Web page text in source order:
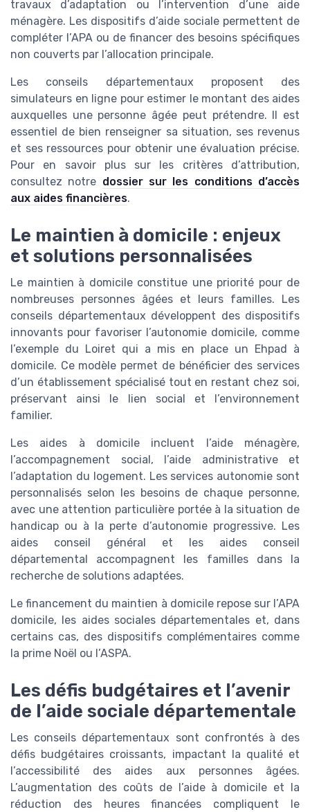
travaux d’adaptation ou l’intervention d’une aide
ménagère. Les dispositifs d’aide sociale permettent de
compléter l’APA ou de financer des besoins spécifiques
non couverts par l’allocation principale.
Les conseils départementaux proposent des
simulateurs en ligne pour estimer le montant des aides
auxquelles une personne âgée peut prétendre. Il est
essentiel de bien renseigner sa situation, ses revenus
et ses ressources pour obtenir une évaluation précise.
Pour en savoir plus sur les critères d’attribution,
consultez notre dossier sur les conditions d’accès
aux aides financières.
Le maintien à domicile : enjeux
et solutions personnalisées
Le maintien à domicile constitue une priorité pour de
nombreuses personnes âgées et leurs familles. Les
conseils départementaux développent des dispositifs
innovants pour favoriser l’autonomie domicile, comme
l’exemple du Loiret qui a mis en place un Ehpad à
domicile. Ce modèle permet de bénéficier des services
d’un établissement spécialisé tout en restant chez soi,
préservant ainsi le lien social et l’environnement
familier.
Les aides à domicile incluent l’aide ménagère,
l’accompagnement social, l’aide administrative et
l’adaptation du logement. Les services autonomie sont
personnalisés selon les besoins de chaque personne,
avec une attention particulière portée à la situation de
handicap ou à la perte d’autonomie progressive. Les
aides conseil général et les aides conseil
départemental accompagnent les familles dans la
recherche de solutions adaptées.
Le financement du maintien à domicile repose sur l’APA
domicile, les aides sociales départementales et, dans
certains cas, des dispositifs complémentaires comme
la prime Noël ou l’ASPA.
Les défis budgétaires et l’avenir
de l’aide sociale départementale
Les conseils départementaux sont confrontés à des
défis budgétaires croissants, impactant la qualité et
l’accessibilité des aides aux personnes âgées.
L’augmentation des coûts de l’aide à domicile et la
réduction des heures financées compliquent le